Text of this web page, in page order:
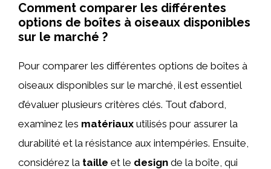
Comment comparer les différentes
options de boîtes à oiseaux disponibles
sur le marché ?
Pour comparer les différentes options de boîtes à
oiseaux disponibles sur le marché, il est essentiel
d’évaluer plusieurs critères clés. Tout d’abord,
examinez les matériaux utilisés pour assurer la
durabilité et la résistance aux intempéries. Ensuite,
considérez la taille et le design de la boîte, qui